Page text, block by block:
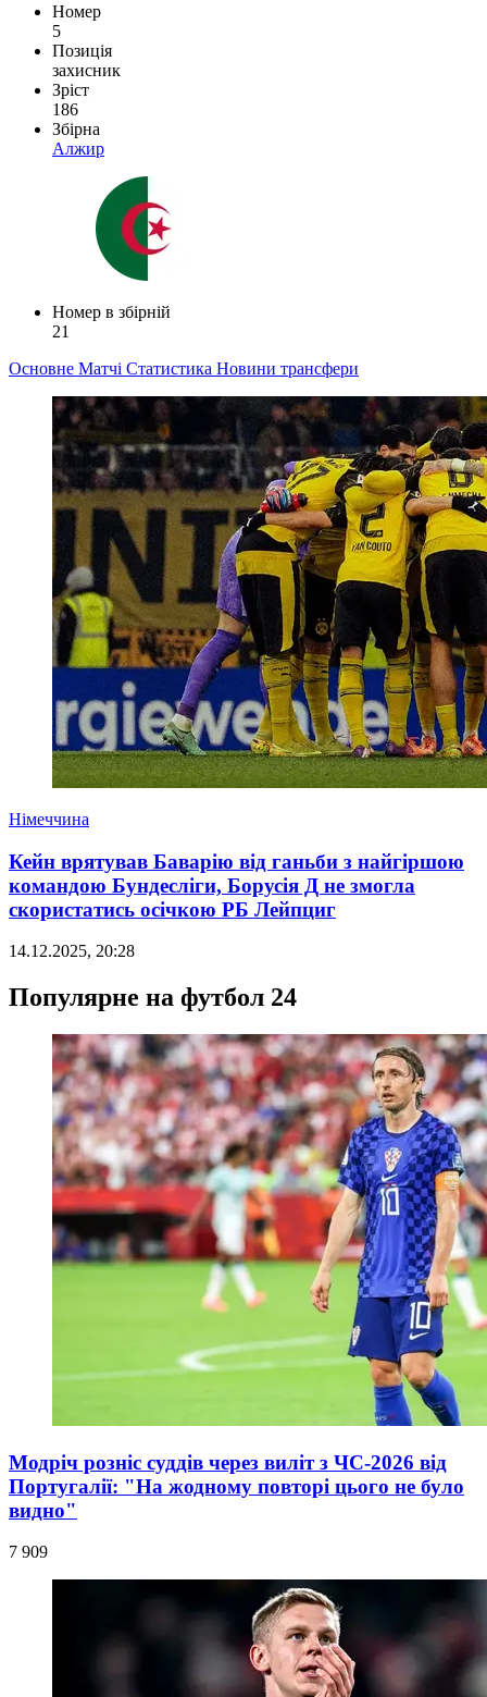
Номер
5
Позиція
захисник
Зріст
186
Збірна
Алжир
Номер в збірній
21
Основне Матчі Статистика Новини трансфери
Німеччина
Кейн врятував Баварію від ганьби з найгіршою
командою Бундесліги, Борусія Д не змогла
скористатись осічкою РБ Лейпциг
14.12.2025, 20:28
Популярне на футбол 24
Модріч розніс суддів через виліт з ЧС-2026 від
Португалії: "На жодному повторі цього не було
видно"
7 909